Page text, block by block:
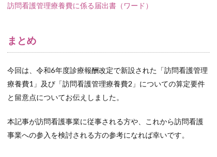
訪問看護管理療養費に係る届出書（ワード）
まとめ
今回は、令和6年度診療報酬改定で新設された「訪問看護管理
療養費1」及び「訪問看護管理療養費2」についての算定要件
と留意点についてお伝えしました。
本記事が訪問看護事業に従事される方や、これから訪問看護
事業への参入を検討される方の参考になれば幸いです。